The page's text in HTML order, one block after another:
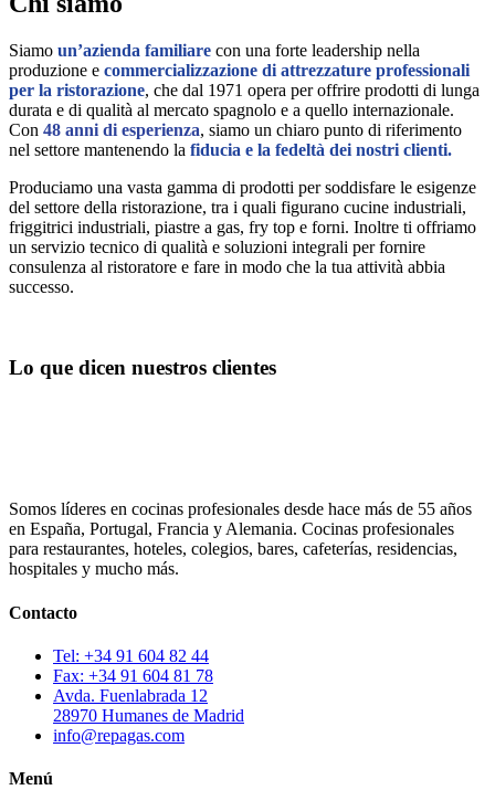
Siamo un’azienda familiare con una forte leadership nella
produzione e commercializzazione di attrezzature professionali
per la ristorazione, che dal 1971 opera per offrire prodotti di lunga
durata e di qualità al mercato spagnolo e a quello internazionale.
Con 48 anni di esperienza, siamo un chiaro punto di riferimento
nel settore mantenendo la fiducia e la fedeltà dei nostri clienti.
Produciamo una vasta gamma di prodotti per soddisfare le esigenze
del settore della ristorazione, tra i quali figurano cucine industriali,
friggitrici industriali, piastre a gas, fry top e forni. Inoltre ti offriamo
un servizio tecnico di qualità e soluzioni integrali per fornire
consulenza al ristoratore e fare in modo che la tua attività abbia
successo.
Lo que dicen nuestros clientes
Somos líderes en cocinas profesionales desde hace más de 55 años
en España, Portugal, Francia y Alemania. Cocinas profesionales
para restaurantes, hoteles, colegios, bares, cafeterías, residencias,
hospitales y mucho más.
Contacto
Tel: +34 91 604 82 44
Fax: +34 91 604 81 78
Avda. Fuenlabrada 12
28970 Humanes de Madrid
info@repagas.com
Menú